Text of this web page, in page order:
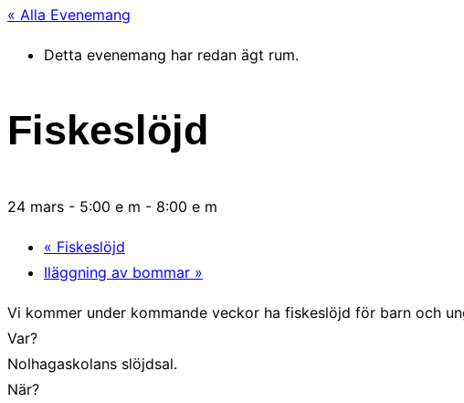
sidopanel
« Alla Evenemang
Detta evenemang har redan ägt rum.
Fiskeslöjd
24 mars - 5:00 e m - 8:00 e m
« Fiskeslöjd
Iläggning av bommar »
Vi kommer under kommande veckor ha fiskeslöjd för barn och
Var?
Nolhagaskolans slöjdsal.
När?